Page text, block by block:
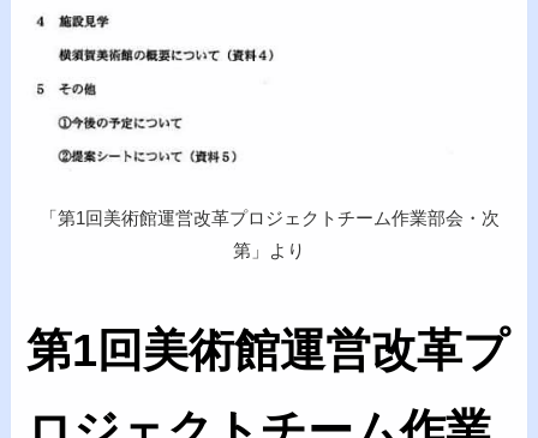
「第1回美術館運営改革プロジェクトチーム作業部会・次
第」より
第1回美術館運営改革プ